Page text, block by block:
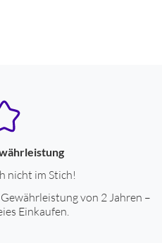
nicht im Stich!
von 2 Jahren –
Einkaufen.